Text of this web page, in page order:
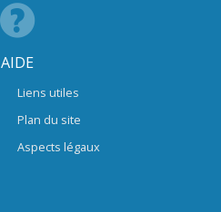
AIDE
Liens utiles
Plan du site
Aspects légaux